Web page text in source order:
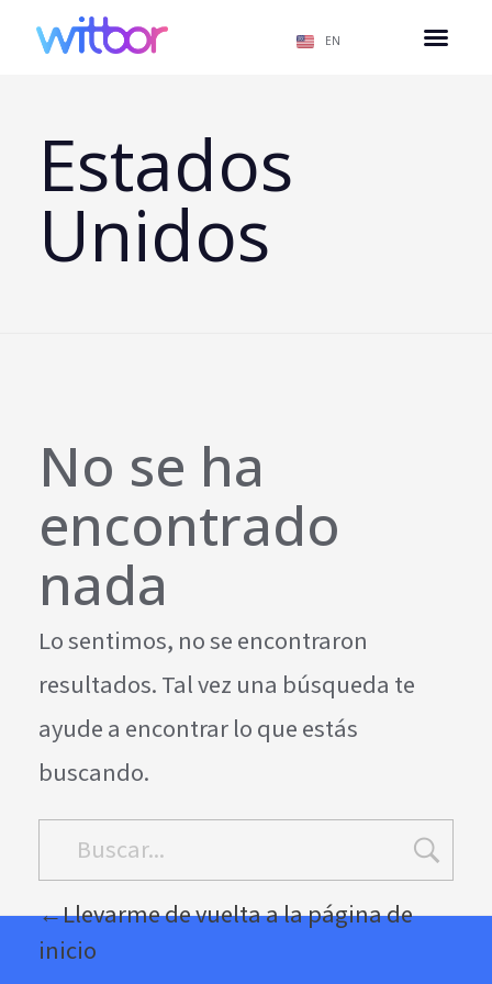
EN
Estados
Unidos
No se ha
encontrado
nada
Lo sentimos, no se encontraron
resultados. Tal vez una búsqueda te
ayude a encontrar lo que estás
buscando.
Llevarme de vuelta a la página de
inicio